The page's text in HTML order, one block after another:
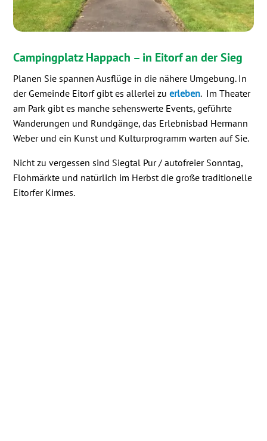
Campingplatz Happach – in Eitorf an der Sieg
Planen Sie spannen Ausflüge in die nähere Umgebung. In
der Gemeinde Eitorf gibt es allerlei zuerleben. Im Theater
am Park gibt es manche sehenswerte Events, geführte
Wanderungen und Rundgänge, das Erlebnisbad Hermann
Weber und ein Kunst und Kulturprogramm warten auf Sie.
Nicht zu vergessen sind Siegtal Pur / autofreier Sonntag,
Flohmärkte und natürlich im Herbst die große traditionelle
Eitorfer Kirmes.